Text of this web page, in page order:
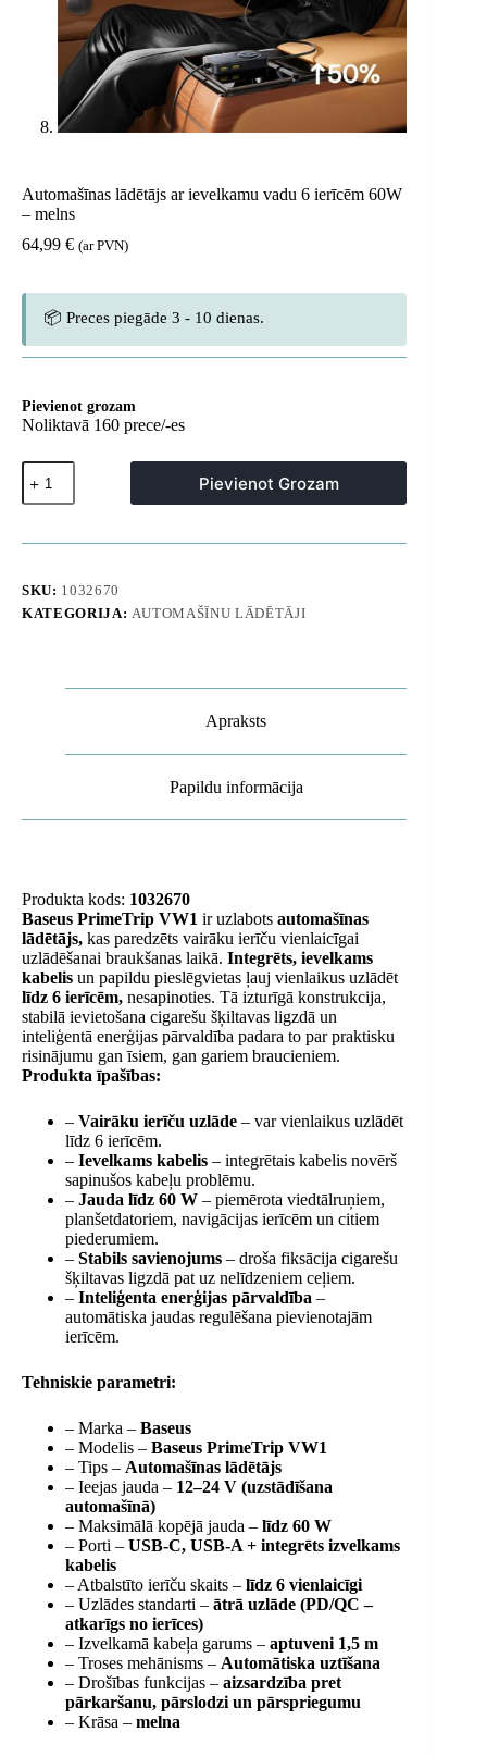
Automašīnas lādētājs ar ievelkamu vadu 6 ierīcēm 60W
– melns
64,99 € (ar PVN)
📦 Preces piegāde 3 - 10 dienas.
Pievienot grozam
Noliktavā 160 prece/-es
Automašīnas
lādētājs
ar
vadu
60W
-
Pievienot Grozam
SKU: 1032670
KATEGORIJA: AUTOMAŠĪNU LĀDĒTĀJI
Apraksts
Papildu informācija
Produkta kods: 1032670
Baseus PrimeTrip VW1 ir uzlabots automašīnas
lādētājs, kas paredzēts vairāku ierīču vienlaicīgai
uzlādēšanai braukšanas laikā. Integrēts, ievelkams
kabelis un papildu pieslēgvietas ļauj vienlaikus uzlādēt
līdz 6 ierīcēm, nesapinoties. Tā izturīgā konstrukcija,
stabilā ievietošana cigarešu šķiltavas ligzdā un
inteliģentā enerģijas pārvaldība padara to par praktisku
risinājumu gan īsiem, gan gariem braucieniem.
Produkta īpašības:
– Vairāku ierīču uzlāde – var vienlaikus uzlādēt
līdz 6 ierīcēm.
– Ievelkams kabelis – integrētais kabelis novērš
sapinušos kabeļu problēmu.
– Jauda līdz 60 W – piemērota viedtālruņiem,
planšetdatoriem, navigācijas ierīcēm un citiem
piederumiem.
– Stabils savienojums – droša fiksācija cigarešu
šķiltavas ligzdā pat uz nelīdzeniem ceļiem.
– Inteliģenta enerģijas pārvaldība –
automātiska jaudas regulēšana pievienotajām
ierīcēm.
Tehniskie parametri:
– Marka – Baseus
– Modelis – Baseus PrimeTrip VW1
– Tips – Automašīnas lādētājs
– Ieejas jauda – 12–24 V (uzstādīšana
automašīnā)
– Maksimālā kopējā jauda – līdz 60 W
– Porti – USB-C, USB-A + integrēts izvelkams
kabelis
– Atbalstīto ierīču skaits – līdz 6 vienlaicīgi
– Uzlādes standarti – ātrā uzlāde (PD/QC –
atkarīgs no ierīces)
– Izvelkamā kabeļa garums – aptuveni 1,5 m
– Troses mehānisms – Automātiska uztīšana
– Drošības funkcijas – aizsardzība pret
pārkaršanu, pārslodzi un pārspriegumu
– Krāsa – melna